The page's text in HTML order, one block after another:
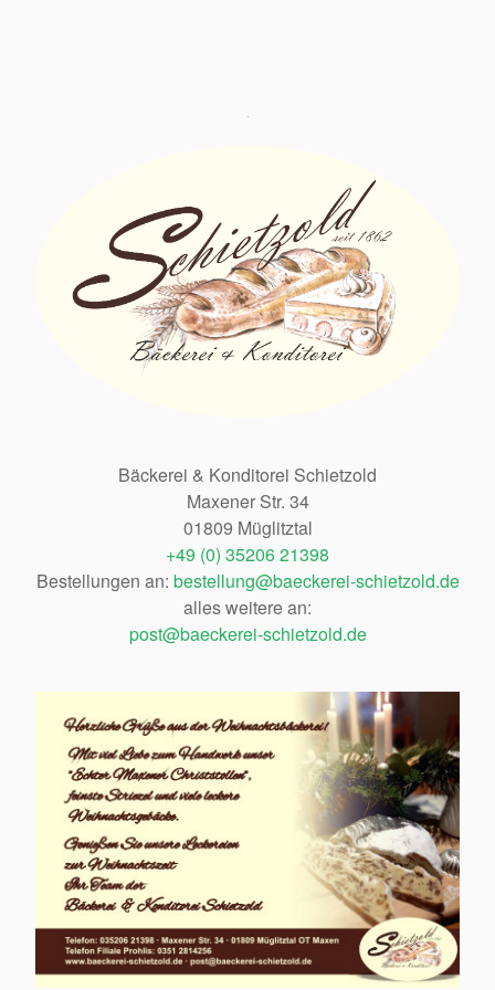
Bäckerei & Konditorei Schietzold
Maxener Str. 34
01809 Müglitztal
+49 (0) 35206 21398
Bestellungen an: bestellung@baeckerei-schietzold.de
alles weitere an:
post@baeckerei-schietzold.de